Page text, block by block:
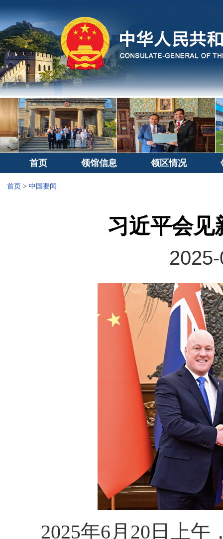
首页 领馆信息 领区情况
首页 > 中国要闻
习近平会见
2025年6月20日上